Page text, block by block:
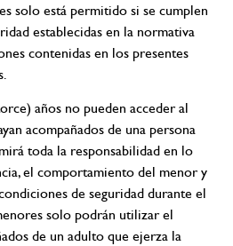
solo está permitido si se cumplen
establecidas en la normativa
contenidas en los presentes
años no pueden acceder al
acompañados de una persona
toda la responsabilidad en lo
el comportamiento del menor y
de seguridad durante el
solo podrán utilizar el
de un adulto que ejerza la